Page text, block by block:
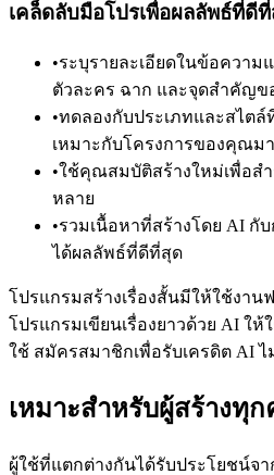
เคล็ดลับมือโปรเพื่อผลลัพธ์ที่ดี
•ระบุรายละเอียดในข้อความ
ตัวละคร ฉาก และจุดสำคัญข
•ทดลองกับประเภทและสไต
เหมาะกับโครงการของคุณม
•ใช้คุณสมบัติสร้างใหม่เพื่อส
หลาย
•รวมเนื้อหาที่สร้างโดย AI กั
ได้ผลลัพธ์ที่ดีที่สุด
โปรแกรมสร้างเรื่องสั้นมีให้ใช้งาน
โปรแกรมเขียนเรื่องยาวด้วย AI ใ
ใช้ สมัครสมาชิกเพื่อรับเครดิต AI ไ
เหมาะสำหรับผู้สร้างทุ
ผู้ใช้ที่แตกต่างกันได้รับประโยชน์จา